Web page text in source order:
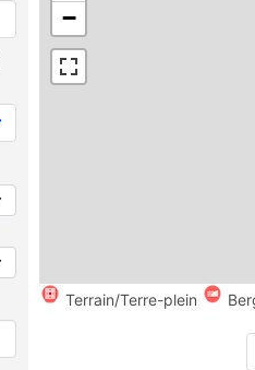
−
Terrain/Terre-plein